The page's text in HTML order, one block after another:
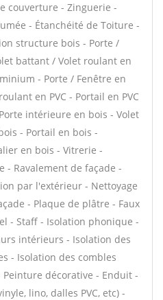
couverture - Zinguerie -
- Étanchéité de Toiture -
structure bois - Porte /
battant / Volet roulant en
- Porte / Fenêtre en
en PVC - Portail en PVC
intérieure en bois - Volet
- Portail en bois -
en bois - Vitrerie -
- Ravalement de façade -
par l'extérieur - Nettoyage
- Plaque de plâtre - Faux
- Staff - Isolation phonique -
intérieurs - Isolation des
- Isolation des combles
décorative - Enduit -
lino, dalles PVC, etc) -